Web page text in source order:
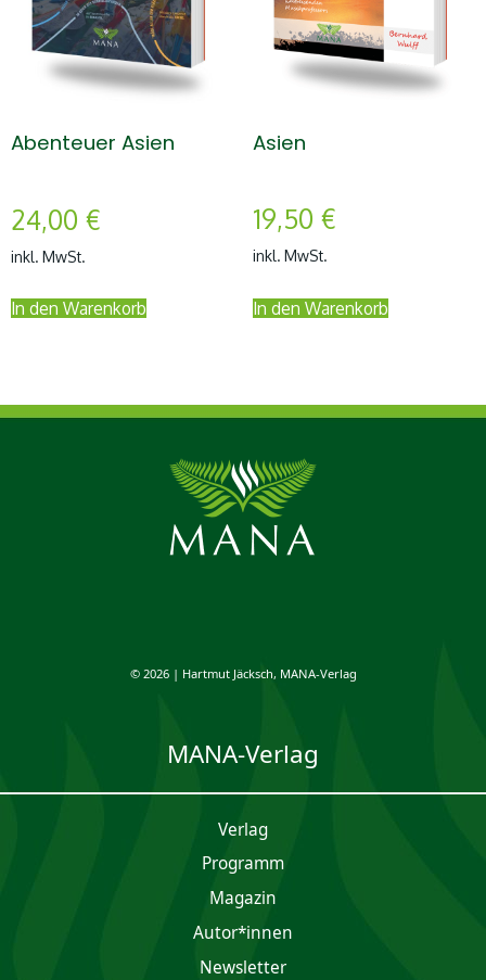
Abenteuer Asien
24,00 €
inkl. MwSt.
In den Warenkorb
Asien
19,50 €
inkl. MwSt.
In den Warenkorb
© 2026 | Hartmut Jäcksch, MANA-Verlag
MANA-Verlag
Verlag
Programm
Magazin
Autor*innen
Newsletter